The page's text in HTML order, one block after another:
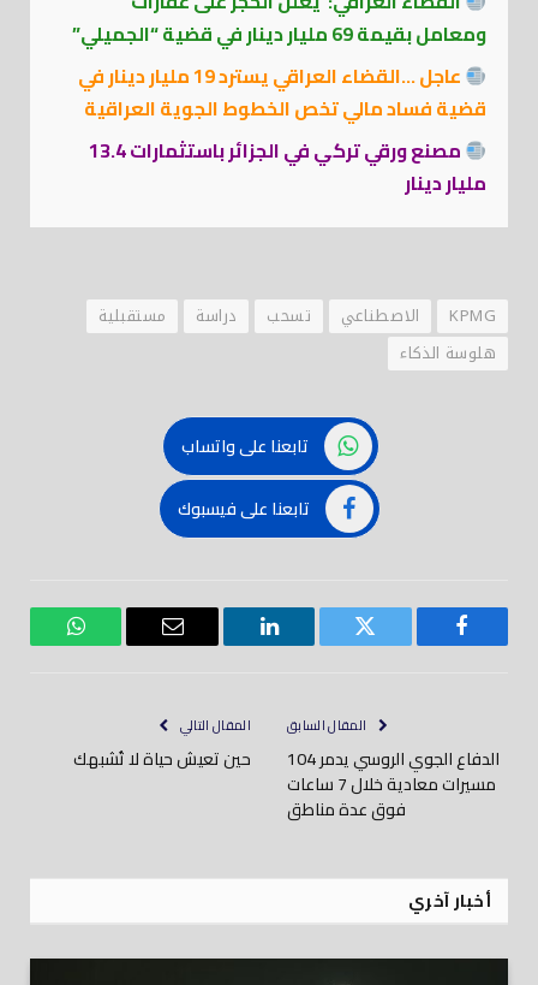
ومعامل بقيمة 69 مليار دينار في قضية “الجميلي”
عاجل …القضاء العراقي يسترد 19 مليار دينار في
قضية فساد مالي تخص الخطوط الجوية العراقية
مصنع ورقي تركي في الجزائر باستثمارات 13.4
مليار دينار
KPMG الاصطناعي تسحب دراسة
مستقبلية
هلوسة الذكاء
تابعنا على واتساب
تابعنا على فيسبوك
فيسبوك تويتر لينكدود
بريد
واتساب
المقال السابق
الدفاع الجوي الروسي يدمر 104
مسيرات معادية خلال 7 ساعات
فوق عدة مناطق
المقال التالي
حين تعيش حياة لا تُشبهك
أخبار آخري